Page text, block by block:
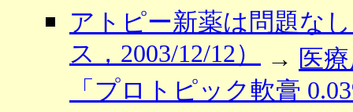
アトピー新薬は問題な
ス，2003/12/12） → 医
「プロトピック軟膏